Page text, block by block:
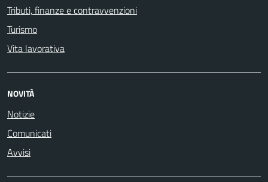
Tributi, finanze e contravvenzioni
Turismo
Vita lavorativa
NOVITÀ
Notizie
Comunicati
Avvisi